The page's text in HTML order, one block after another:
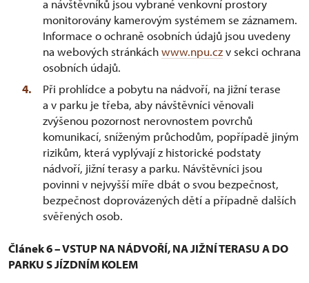
a návštěvníků jsou vybrané venkovní prostory
monitorovány kamerovým systémem se záznamem.
Informace o ochraně osobních údajů jsou uvedeny
na webových stránkáchwww.npu.czv sekci ochrana
osobních údajů.
Při prohlídce a pobytu na nádvoří, na jižní terase
a v parku je třeba, aby návštěvníci věnovali
zvýšenou pozornost nerovnostem povrchů
komunikací, sníženým průchodům, popřípadě jiným
rizikům, která vyplývají z historické podstaty
nádvoří, jižní terasy a parku. Návštěvníci jsou
povinni v nejvyšší míře dbát o svou bezpečnost,
bezpečnost doprovázených dětí a případně dalších
svěřených osob.
Článek 6 – VSTUP NA NÁDVOŘÍ, NA JIŽNÍ TERASU A DO
PARKU S JÍZDNÍM KOLEM